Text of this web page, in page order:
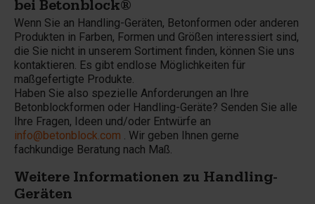
bei Betonblock®
Wenn Sie an Handling-Geräten, Betonformen oder anderen
Produkten in Farben, Formen und Größen interessiert sind,
die Sie nicht in unserem Sortiment finden, können Sie uns
kontaktieren. Es gibt endlose Möglichkeiten für
maßgefertigte Produkte.
Haben Sie also spezielle Anforderungen an Ihre
Betonblockformen oder Handling-Geräte? Senden Sie alle
Ihre Fragen, Ideen und/oder Entwürfe an
info@betonblock.com . Wir geben Ihnen gerne
fachkundige Beratung nach Maß.
Weitere Informationen zu Handling-
Geräten